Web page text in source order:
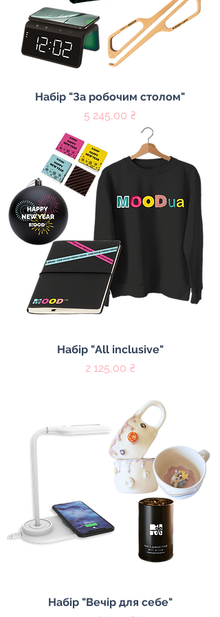
Набір "За робочим столом"
Цена
5 245,00 ₴
Набір "All inclusive"
Цена
2 125,00 ₴
Набір "Вечір для себе"